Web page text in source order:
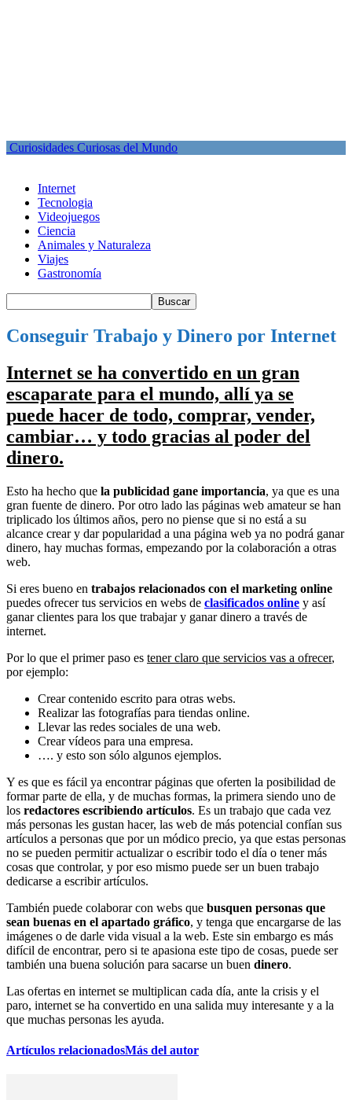
Curiosidades Curiosas del Mundo
Internet
Tecnologia
Videojuegos
Ciencia
Animales y Naturaleza
Viajes
Gastronomía
Conseguir Trabajo y Dinero por Internet
Internet se ha convertido en un gran
escaparate para el mundo, allí ya se
puede hacer de todo, comprar, vender,
cambiar… y todo gracias al poder del
dinero.
Esto ha hecho que la publicidad gane importancia, ya que es una
gran fuente de dinero. Por otro lado las páginas web amateur se han
triplicado los últimos años, pero no piense que si no está a su
alcance crear y dar popularidad a una página web ya no podrá ganar
dinero, hay muchas formas, empezando por la colaboración a otras
web.
Si eres bueno en trabajos relacionados con el marketing online
puedes ofrecer tus servicios en webs de clasificados online y así
ganar clientes para los que trabajar y ganar dinero a través de
internet.
Por lo que el primer paso es tener claro que servicios vas a ofrecer,
por ejemplo:
Crear contenido escrito para otras webs.
Realizar las fotografías para tiendas online.
Llevar las redes sociales de una web.
Crear vídeos para una empresa.
…. y esto son sólo algunos ejemplos.
Y es que es fácil ya encontrar páginas que oferten la posibilidad de
formar parte de ella, y de muchas formas, la primera siendo uno de
los redactores escribiendo artículos. Es un trabajo que cada vez
más personas les gustan hacer, las web de más potencial confían sus
artículos a personas que por un módico precio, ya que estas personas
no se pueden permitir actualizar o escribir todo el día o tener más
cosas que controlar, y por eso mismo puede ser un buen trabajo
dedicarse a escribir artículos.
También puede colaborar con webs que busquen personas que
sean buenas en el apartado gráfico, y tenga que encargarse de las
imágenes o de darle vida visual a la web. Este sin embargo es más
difícil de encontrar, pero si te apasiona este tipo de cosas, puede ser
también una buena solución para sacarse un buen dinero.
Las ofertas en internet se multiplican cada día, ante la crisis y el
paro, internet se ha convertido en una salida muy interesante y a la
que muchas personas les ayuda.
Artículos relacionadosMás del autor